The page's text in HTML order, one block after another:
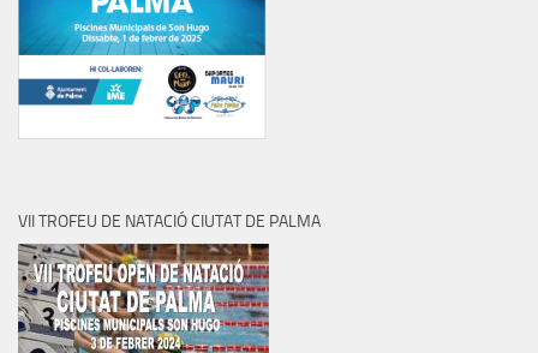
VII TROFEU DE NATACIÓ CIUTAT DE PALMA